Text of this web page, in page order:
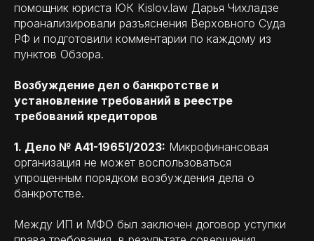
помощник юриста ЮК Kislov.law Дарья Чихладзе
проанализировали разъяснения Верховного Суда
РФ и подготовили комментарии по каждому из
пунктов Обзора.
Возбуждение дел о банкротстве и
установление требований в реестре
требований кредиторов
1. Дело № А41-19651/2023: Микрофинансовая
организация не может воспользоваться
упрощенным порядком возбуждения дела о
банкротстве.
Между ИП и МФО был заключен договор уступки